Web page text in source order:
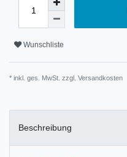
Wunschliste
* inkl. ges. MwSt. zzgl. Versandkosten
Beschreibung